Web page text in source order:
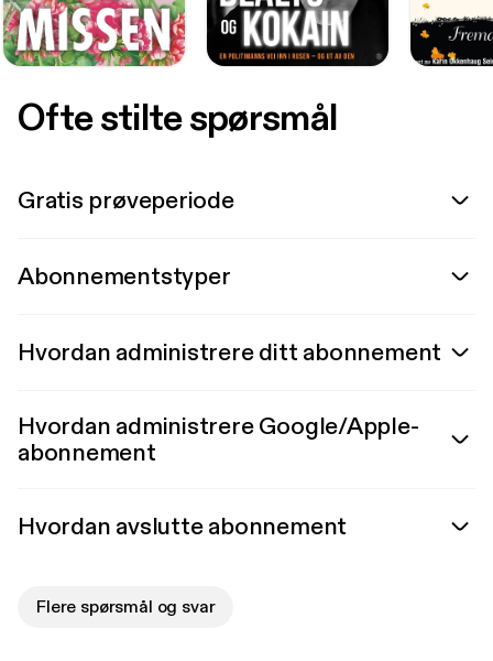
Ofte stilte spørsmål
Gratis prøveperiode
Abonnementstyper
Hvordan administrere ditt abonnement
Hvordan administrere Google/Apple-
abonnement
Hvordan avslutte abonnement
Flere spørsmål og svar